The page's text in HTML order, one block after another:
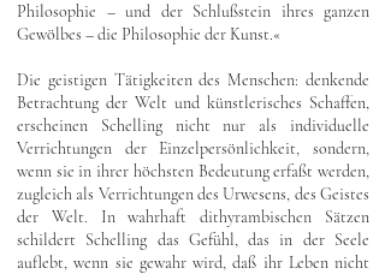
Philosophie – und der Schlußstein ihres ganzen
Gewölbes – die Philosophie der Kunst.«
Die geistigen Tätigkeiten des Menschen: denkende
Betrachtung der Welt und künstlerisches Schaffen,
erscheinen Schelling nicht nur als individuelle
Verrichtungen der Einzelpersönlichkeit, sondern,
wenn sie in ihrer höchsten Bedeutung erfaßt werden,
zugleich als Verrichtungen des Urwesens, des Geistes
der Welt. In wahrhaft dithyrambischen Sätzen
schildert Schelling das Gefühl, das in der Seele
auflebt, wenn sie gewahr wird, daß ihr Leben nicht